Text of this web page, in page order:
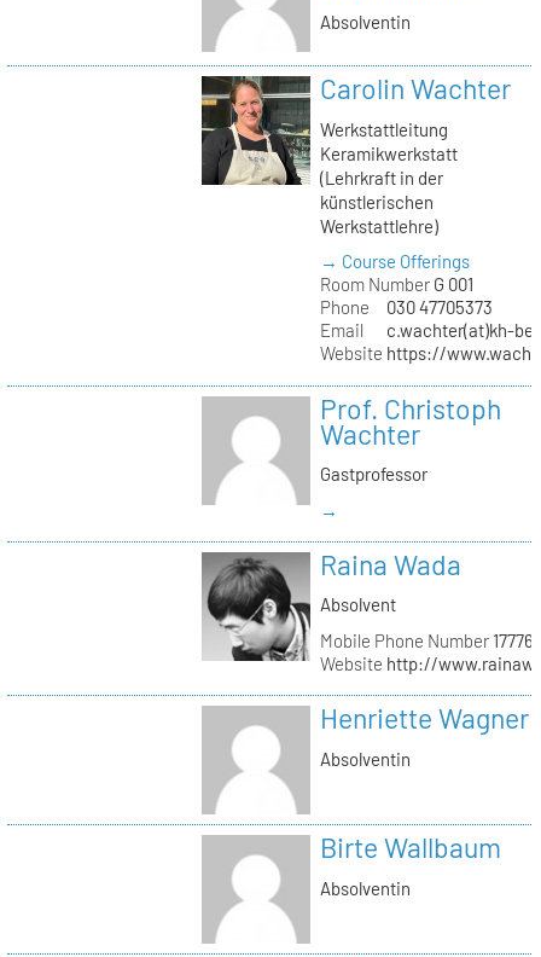
Absolventin
Carolin Wachter
Werkstattleitung
Keramikwerkstatt
(Lehrkraft in der
künstlerischen
Werkstattlehre)
→ Course Offerings
Room NumberG 001
Phone
030 47705373
Email
c.wachter(at)kh-
Website https://
Prof. Christoph
Wachter
Gastprofessor
→
Raina Wada
Absolvent
Mobile Phone Number
Website http://
Henriette Wagner
Absolventin
Birte Wallbaum
Absolventin